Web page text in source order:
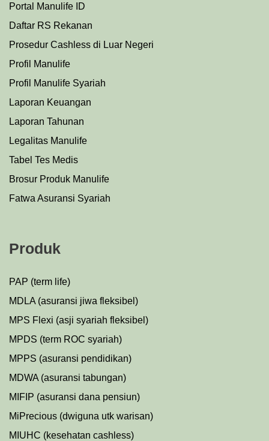
Portal Manulife ID
Daftar RS Rekanan
Prosedur Cashless di Luar Negeri
Profil Manulife
Profil Manulife Syariah
Laporan Keuangan
Laporan Tahunan
Legalitas Manulife
Tabel Tes Medis
Brosur Produk Manulife
Fatwa Asuransi Syariah
Produk
PAP (term life)
MDLA (asuransi jiwa fleksibel)
MPS Flexi (asji syariah fleksibel)
MPDS (term ROC syariah)
MPPS (asuransi pendidikan)
MDWA (asuransi tabungan)
MIFIP (asuransi dana pensiun)
MiPrecious (dwiguna utk warisan)
MIUHC (kesehatan cashless)